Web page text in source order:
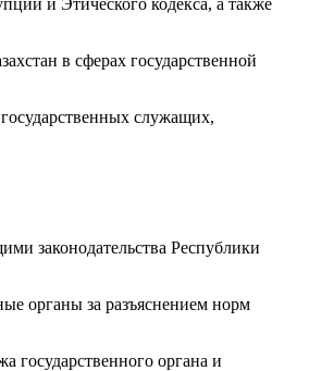
в сферах государственной
служащих,
законодательства Республики
органы за разъяснением норм
государственного органа и